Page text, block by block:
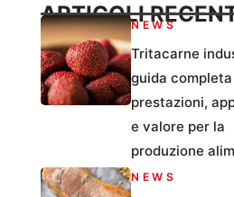
ARTICOLINEWS
Tritacarne
guida completa
prestazioni,
e valore per la
produzione
NEWS